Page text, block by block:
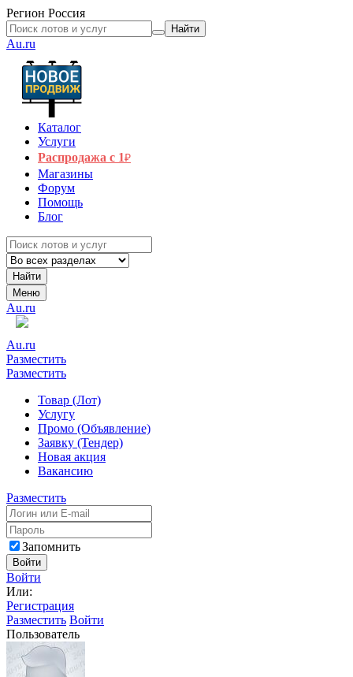
Регион Россия
Найти
Au.ru
Каталог
Услуги
Распродажа с 1₽
Магазины
Форум
Помощь
Блог
Найти
Меню
Au.ru
Au.ru
Разместить
Разместить
Товар (Лот)
Услугу
Промо (Объявление)
Заявку (Тендер)
Новая акция
Вакансию
Разместить
Запомнить
Войти
Войти
Или:
Регистрация
Разместить Войти
Пользователь